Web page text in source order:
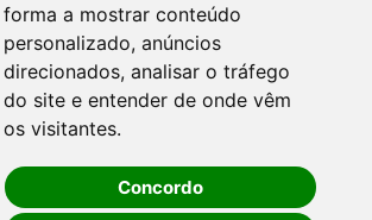
forma a mostrar conteúdo
personalizado, anúncios
direcionados, analisar o tráfego
do site e entender de onde vêm
os visitantes.
Concordo
e Cultura
Prefeito
OUVIDORIA